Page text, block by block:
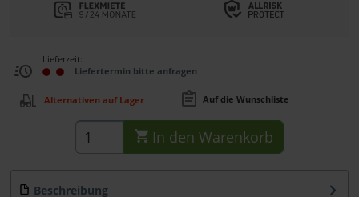
Lieferzeit:
Liefertermin bitte anfragen
Alternativen auf Lager Auf die Wunschliste
In den Warenkorb
Beschreibung